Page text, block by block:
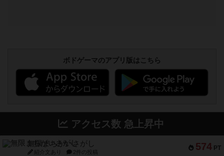
ボドゲーマのアプリ版はこちら
アクセス数 急上昇中
574 PT
無限まちがいさがし
紹介文あり 2件の投稿